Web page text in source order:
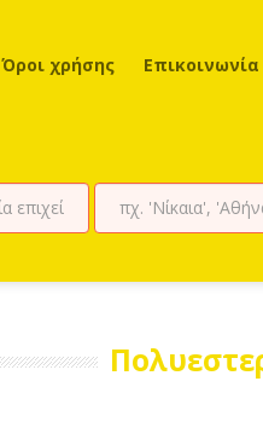
Όροι χρήσης Επικοινωνία